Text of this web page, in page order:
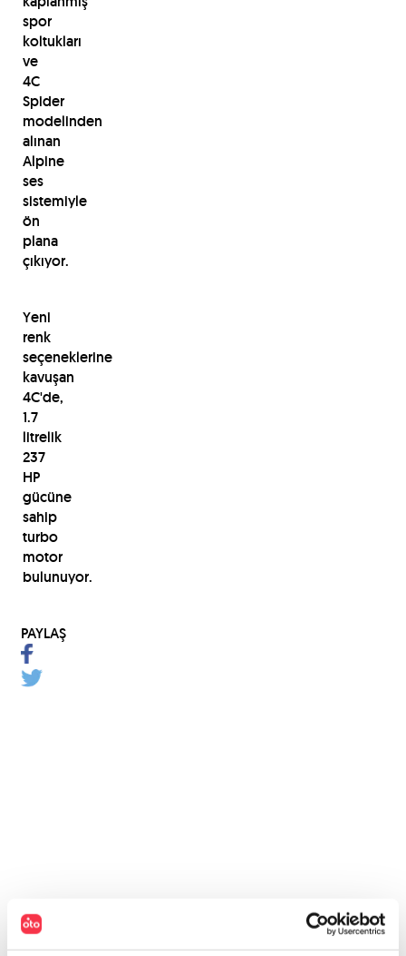
spor
koltukları
ve
4C
Spider
modelinden
alınan
Alpine
ses
sistemiyle
ön
plana
çıkıyor.
Yeni
renk
seçeneklerine
kavuşan
4C'de,
1.7
litrelik
237
HP
gücüne
sahip
turbo
motor
bulunuyor.
PAYLAŞ